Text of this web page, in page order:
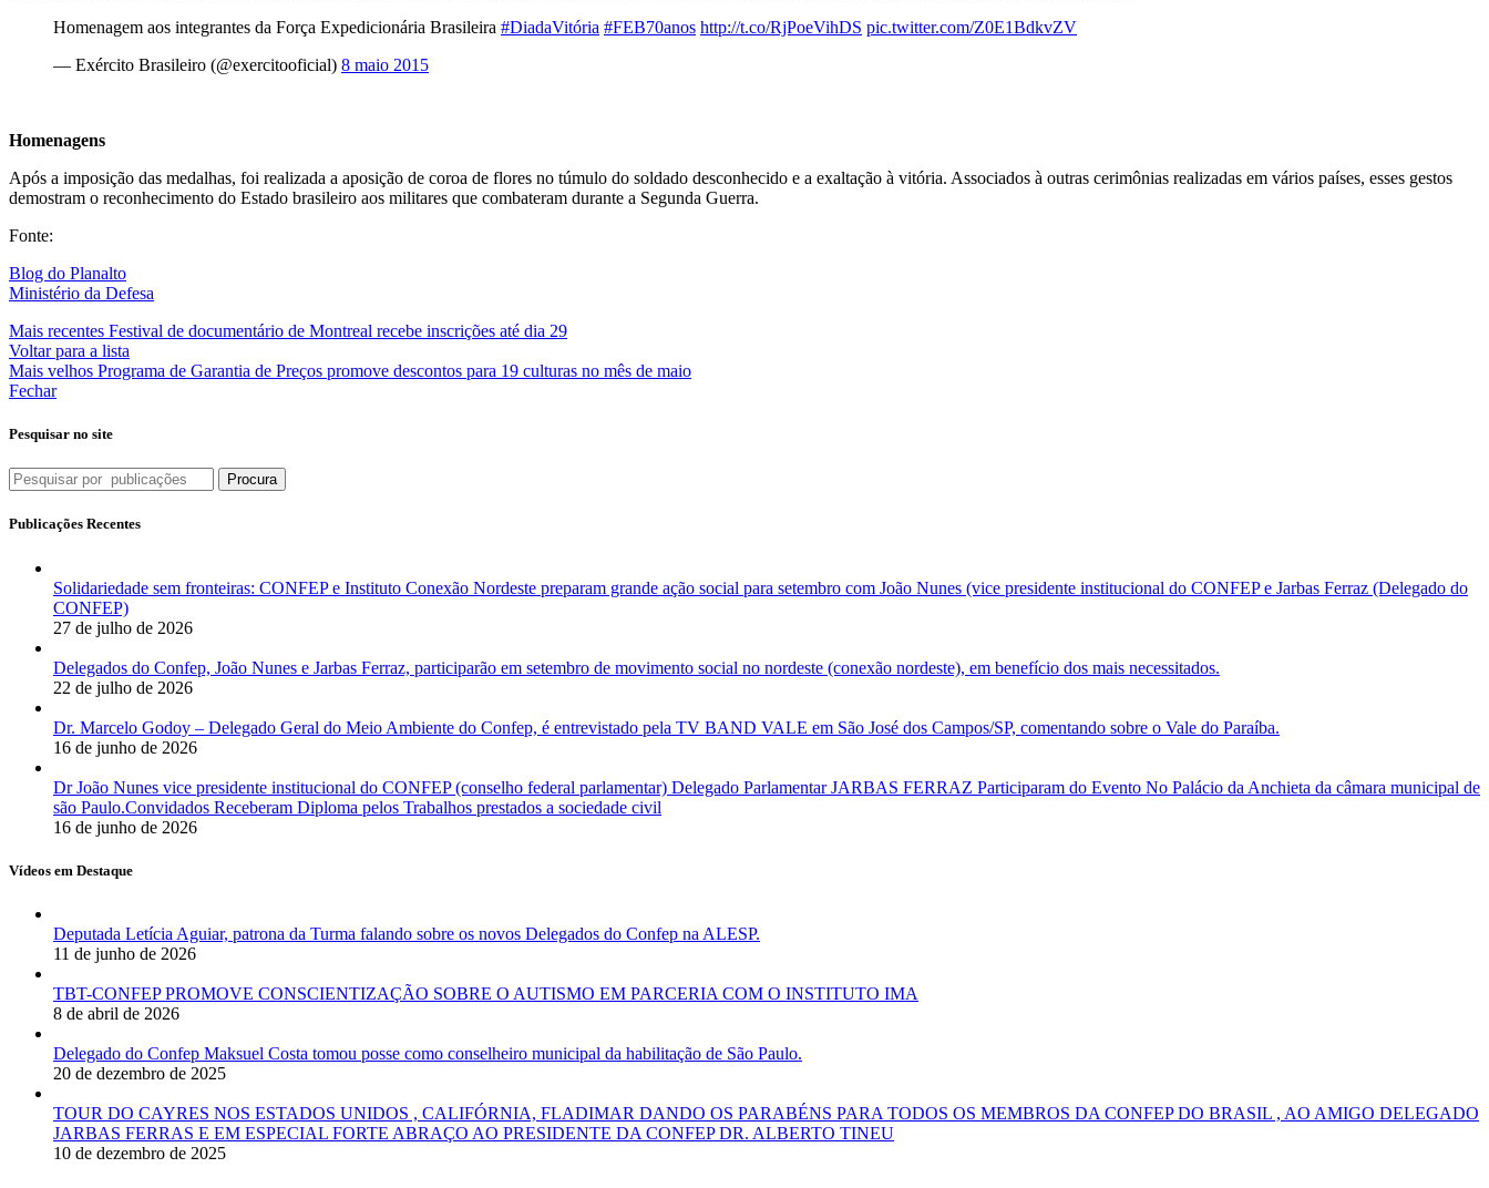
Homenagem aos integrantes da Força Expedicionária Brasileira #DiadaVitória #FEB70anos http://t.co/RjPoeVihDS pic.twitter.com/Z0E1BdkvZV
— Exército Brasileiro (@exercitooficial) 8 maio 2015
Homenagens
Após a imposição das medalhas, foi realizada a aposição de coroa de flores no túmulo do soldado desconhecido e a exaltação à vitória. Associados à outras cerimônias realizadas em vários países, esses gestos
demostram o reconhecimento do Estado brasileiro aos militares que combateram durante a Segunda Guerra.
Fonte:
Blog do Planalto
Ministério da Defesa
Mais recentes Festival de documentário de Montreal recebe inscrições até dia 29
Voltar para a lista
Mais velhos Programa de Garantia de Preços promove descontos para 19 culturas no mês de maio
Fechar
Pesquisar no site
Procura
Publicações Recentes
Solidariedade sem fronteiras: CONFEP e Instituto Conexão Nordeste preparam grande ação social para setembro com João Nunes (vice presidente institucional do CONFEP e Jarbas Ferraz (Delegado do
CONFEP)
27 de julho de 2026
Delegados do Confep, João Nunes e Jarbas Ferraz, participarão em setembro de movimento social no nordeste (conexão nordeste), em benefício dos mais necessitados.
22 de julho de 2026
Dr. Marcelo Godoy – Delegado Geral do Meio Ambiente do Confep, é entrevistado pela TV BAND VALE em São José dos Campos/SP, comentando sobre o Vale do Paraíba.
16 de junho de 2026
Dr João Nunes vice presidente institucional do CONFEP (conselho federal parlamentar) Delegado Parlamentar JARBAS FERRAZ Participaram do Evento No Palácio da Anchieta da câmara municipal de
são Paulo.Convidados Receberam Diploma pelos Trabalhos prestados a sociedade civil
16 de junho de 2026
Vídeos em Destaque
Deputada Letícia Aguiar, patrona da Turma falando sobre os novos Delegados do Confep na ALESP.
11 de junho de 2026
TBT-CONFEP PROMOVE CONSCIENTIZAÇÃO SOBRE O AUTISMO EM PARCERIA COM O INSTITUTO IMA
8 de abril de 2026
Delegado do Confep Maksuel Costa tomou posse como conselheiro municipal da habilitação de São Paulo.
20 de dezembro de 2025
TOUR DO CAYRES NOS ESTADOS UNIDOS , CALIFÓRNIA, FLADIMAR DANDO OS PARABÉNS PARA TODOS OS MEMBROS DA CONFEP DO BRASIL , AO AMIGO DELEGADO
JARBAS FERRAS E EM ESPECIAL FORTE ABRAÇO AO PRESIDENTE DA CONFEP DR. ALBERTO TINEU
10 de dezembro de 2025